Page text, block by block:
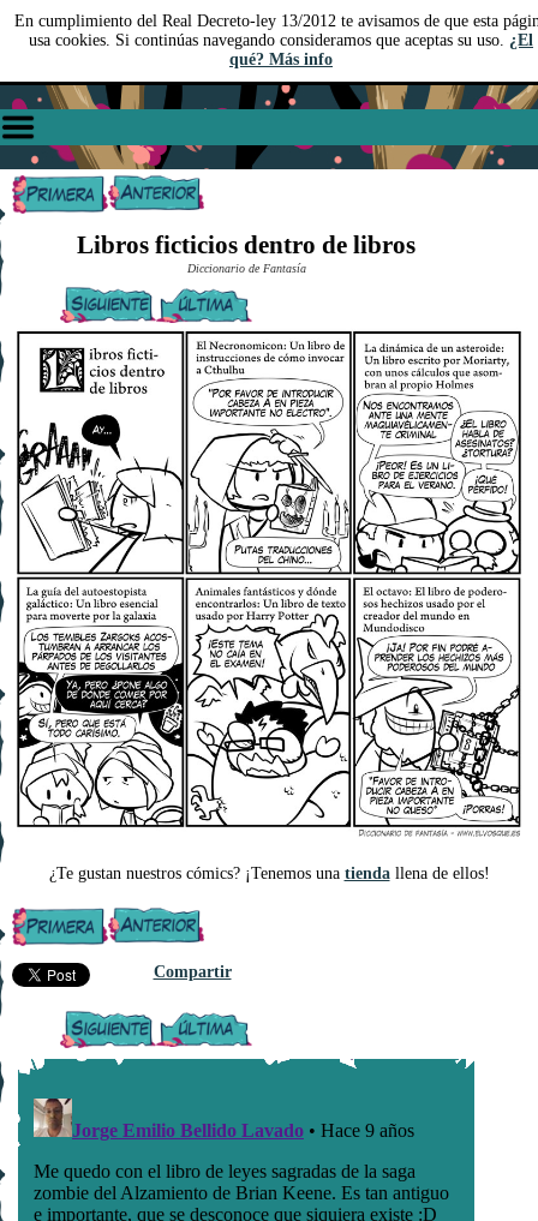
En cumplimiento del Real Decreto-ley 13/2012 te avisamos de que esta
usa cookies. Si continúas navegando consideramos que aceptas su uso. ¿El
qué? Más info
Libros ficticios dentro de libros
Diccionario de Fantasía
¿Te gustan nuestros cómics? ¡Tenemos una tiendallena de ellos!
Compartir